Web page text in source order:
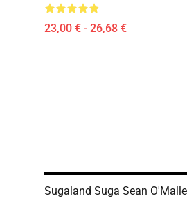
23,00 € - 26,68 €
Sugaland Suga Sean